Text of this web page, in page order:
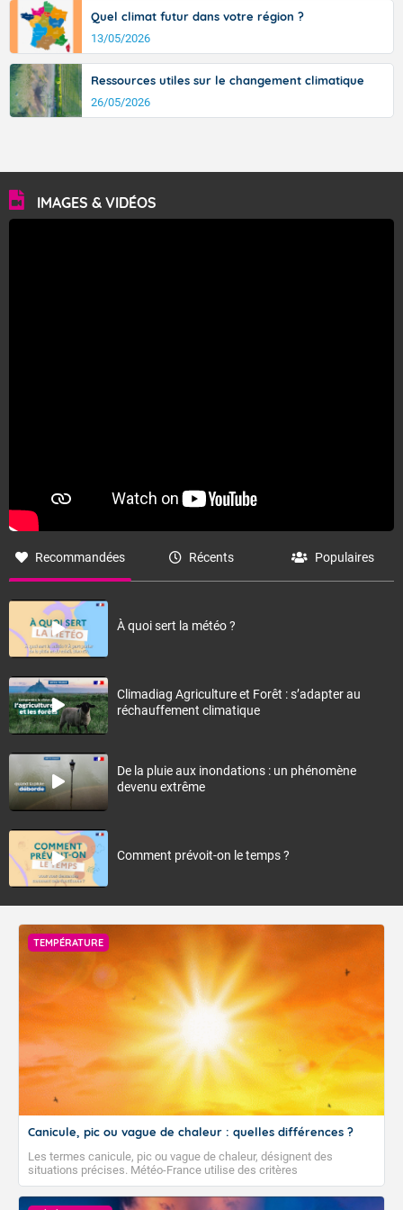
Quel climat futur dans votre région ?
13/05/2026
Ressources utiles sur le changement climatique
26/05/2026
IMAGES & VIDÉOS
Recommandées Récents Populaires
À quoi sert la météo ?
Climadiag Agriculture et Forêt : s’adapter au
réchauffement climatique
De la pluie aux inondations : un phénomène
devenu extrême
Comment prévoit-on le temps ?
TEMPÉRATURE
Canicule, pic ou vague de chaleur : quelles différences ?
Les termes canicule, pic ou vague de chaleur, désignent des
situations précises. Météo-France utilise des critères
climatologiques pour évaluer et qualifier les épisodes de chaleur qui
peuvent avoir des impacts sanitaires et socio-économiques